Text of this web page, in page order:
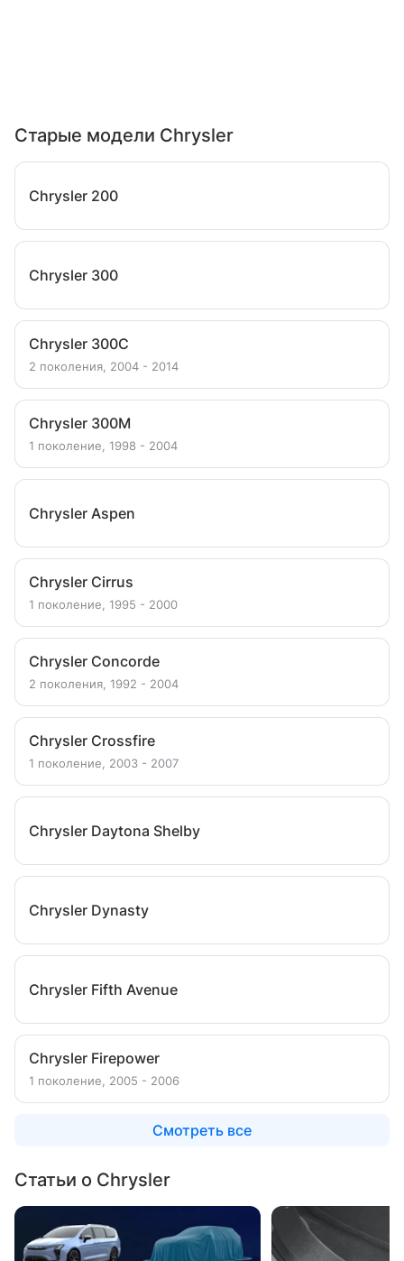
Старые модели Chrysler
Chrysler 200
Chrysler 300
Chrysler 300C
2 поколения, 2004 - 2014
Chrysler 300M
1 поколение, 1998 - 2004
Chrysler Aspen
Chrysler Cirrus
1 поколение, 1995 - 2000
Chrysler Concorde
2 поколения, 1992 - 2004
Chrysler Crossfire
1 поколение, 2003 - 2007
Chrysler Daytona Shelby
Chrysler Dynasty
Chrysler Fifth Avenue
Chrysler Firepower
1 поколение, 2005 - 2006
Смотреть все
Статьи о Chrysler